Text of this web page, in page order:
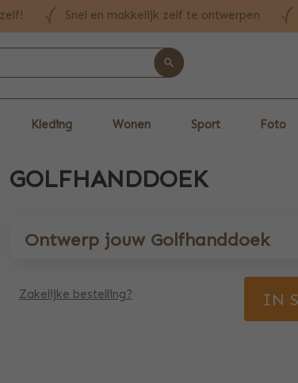
Snel en makkelijk zelf te ontwerpen
Kleding Wonen Sport Foto
GOLFHANDDOEK
Ontwerp jouw Golfhanddoek
Zakelijke bestelling? IN